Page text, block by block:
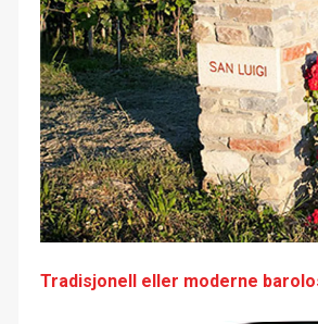
Tradisjonell eller moderne